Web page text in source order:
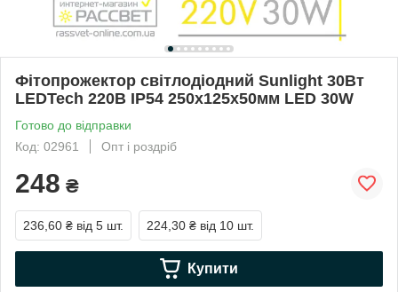
Фітопрожектор світлодіодний Sunlight 30Вт
LEDTech 220В IP54 250x125x50мм LED 30W
Готово до відправки
Код: 02961
Опт і роздріб
248 ₴
236,60 ₴ від 5 шт. 224,30 ₴ від 10 шт.
Купити